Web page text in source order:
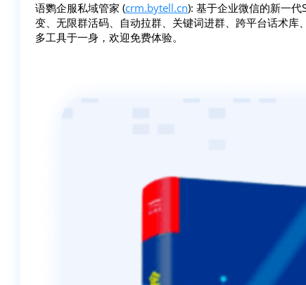
语鹦企服私域管家 (crm.bytell.cn): 基于企业微信的新一
变、无限群活码、自动拉群、关键词进群、跨平台话术
多工具于一身，欢迎免费体验。